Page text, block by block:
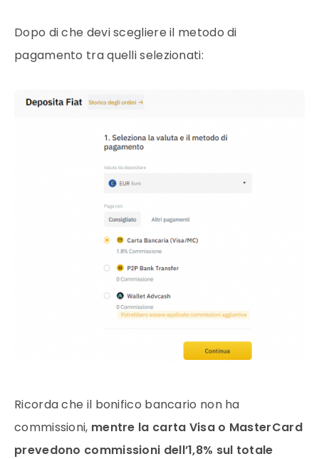
Dopo di che devi scegliere il metodo di
pagamento tra quelli selezionati:
Ricorda che il bonifico bancario non ha
commissioni, mentre la carta Visa o MasterCard
prevedono commissioni dell’1,8% sul totale